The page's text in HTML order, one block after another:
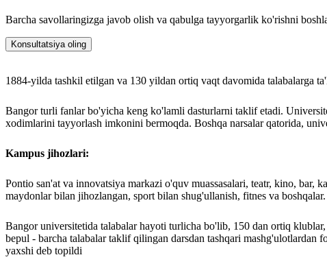
Barcha savollaringizga javob olish va qabulga tayyorgarlik ko'rishni
Konsultatsiya oling
1884-yilda tashkil etilgan va 130 yildan ortiq vaqt davomida talabalarga
Bangor turli fanlar bo'yicha keng ko'lamli dasturlarni taklif etadi.
xodimlarini tayyorlash imkonini bermoqda. Boshqa narsalar qatorida,
Kampus jihozlari:
Pontio san'at va innovatsiya markazi o'quv muassasalari, teatr, kino,
maydonlar bilan jihozlangan, sport bilan shug'ullanish, fitnes va boshqalar.
Bangor universitetida talabalar hayoti turlicha bo'lib, 150 dan ortiq
bepul - barcha talabalar taklif qilingan darsdan tashqari
yaxshi deb topildi